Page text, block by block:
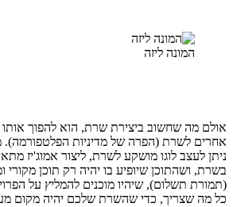
המונה ליזה
אולם מה שחשוב ביצירת שרת, הוא להפוך
אחרים לשרת (הפרה של מדיניות הפלטפורמה).
ניתן לעצב לוגו מושקע לשרת, ליצור אמוג'יז
בשרת, ושהתוכן שיופיע בו יהיה רק תוכן מקורי
(תמורת תשלום), שיהיו מוכנים להמליץ על
כל מה שצריך, כדי שהשרת שלכם יהיה מקום